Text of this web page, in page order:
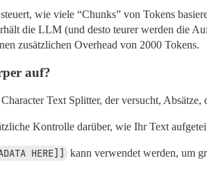
wie viele “Chunks” von Tokens
die LLM (und desto teurer werden die
zusätzlichen Overhead von 2000 Tokens.
auf?
Text Splitter, der versucht,
Kontrolle darüber, wie Ihr Text
HERE]] kann verwendet werden, um